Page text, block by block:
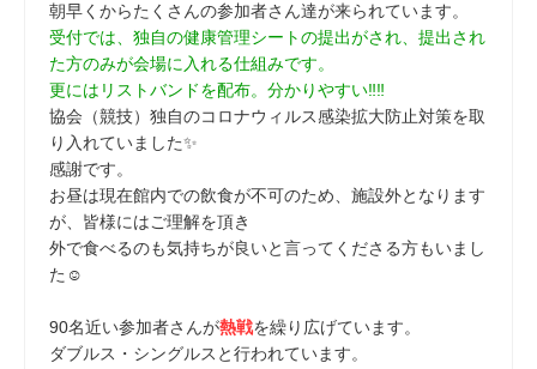
朝早くからたくさんの参加者さん達が来られています。
受付では、独自の健康管理シートの提出がされ、提出され
た方のみが会場に入れる仕組みです。
更にはリストバンドを配布。分かりやすい‼‼
協会（競技）独自のコロナウィルス感染拡大防止対策を取
り入れていました✨
感謝です。
お昼は現在館内での飲食が不可のため、施設外となります
が、皆様にはご理解を頂き
外で食べるのも気持ちが良いと言ってくださる方もいまし
た☺
90名近い参加者さんが熱戦を繰り広げています。
ダブルス・シングルスと行われています。